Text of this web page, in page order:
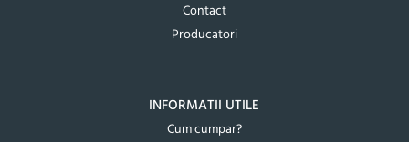
Contact
Producatori
INFORMATII UTILE
Cum cumpar?